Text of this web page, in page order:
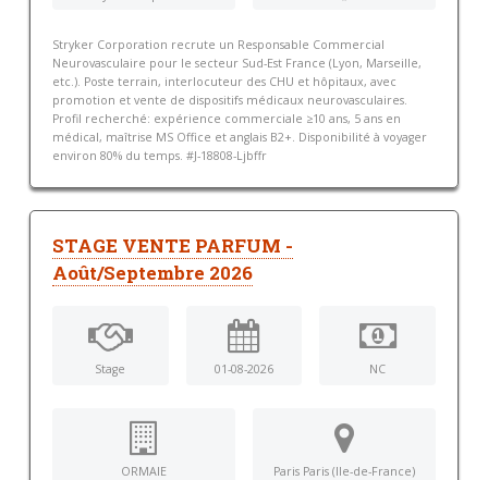
Stryker Corporation recrute un Responsable Commercial
Neurovasculaire pour le secteur Sud-Est France (Lyon, Marseille,
etc.). Poste terrain, interlocuteur des CHU et hôpitaux, avec
promotion et vente de dispositifs médicaux neurovasculaires.
Profil recherché: expérience commerciale ≥10 ans, 5 ans en
médical, maîtrise MS Office et anglais B2+. Disponibilité à voyager
environ 80% du temps. #J-18808-Ljbffr
STAGE VENTE PARFUM -
Août/Septembre 2026
Stage 01-08-2026 NC
ORMAIE Paris Paris (Ile-de-France)